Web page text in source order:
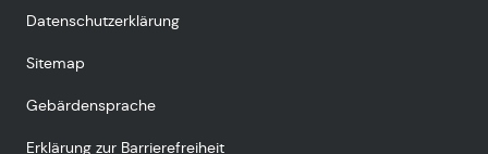
Datenschutzerklärung
Sitemap
Gebärdensprache
Erklärung zur Barrierefreiheit